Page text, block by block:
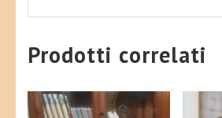
Prodotti correlati